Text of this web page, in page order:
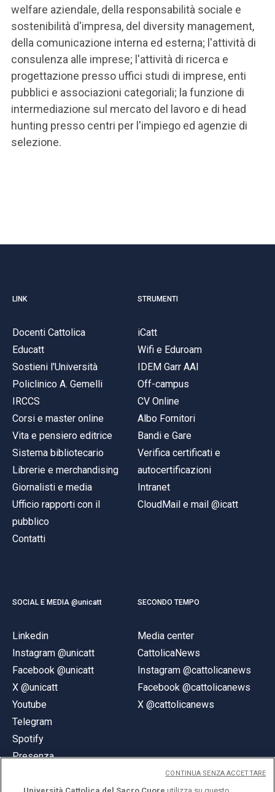
welfare aziendale, della responsabilità sociale e
sostenibilità d'impresa, del diversity management,
della comunicazione interna ed esterna; l'attività di
consulenza alle imprese; l'attività di ricerca e
progettazione presso uffici studi di imprese, enti
pubblici e associazioni categoriali; la funzione di
intermediazione sul mercato del lavoro e di head
hunting presso centri per l'impiego ed agenzie di
selezione.
LINK
Docenti Cattolica
Educatt
Sostieni l'Università
Policlinico A. Gemelli
IRCCS
Corsi e master online
Vita e pensiero editrice
Sistema bibliotecario
Librerie e merchandising
Giornalisti e media
Ufficio rapporti con il
pubblico
Contatti
STRUMENTI
iCatt
Wifi e Eduroam
IDEM Garr AAI
Off-campus
CV Online
Albo Fornitori
Bandi e Gare
Verifica certificati e
autocertificazioni
Intranet
CloudMail e mail @icatt
SOCIAL E MEDIA @unicatt
Linkedin
Instagram @unicatt
Facebook @unicatt
X @unicatt
Youtube
Telegram
Spotify
Presenza
SECONDO TEMPO
Media center
CattolicaNews
Instagram @cattolicanews
Facebook @cattolicanews
X @cattolicanews
CONTINUA SENZA ACCETTARE